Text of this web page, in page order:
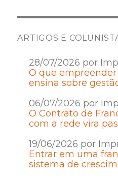
ARTIGOS E
28/07/2026 por
O que
ensina sobre
06/07/2026 por
O Contrato de
com a rede vira
19/06/2026 por
Entrar em uma
sistema de